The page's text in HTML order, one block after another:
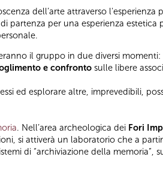
dell’arte attraverso l'esperienza
per una esperienza estetica
il gruppo in due diversi
e confronto sulle libere
ed esplorare altre, imprevedibili,
. Nell’area archeologica dei Fori
si attiverà un laboratorio che a
di “archiviazione della memoria”,